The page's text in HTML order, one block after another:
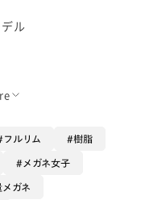
ル
くれて
ンで
フルリム 樹脂
メガネ女子
ガネ